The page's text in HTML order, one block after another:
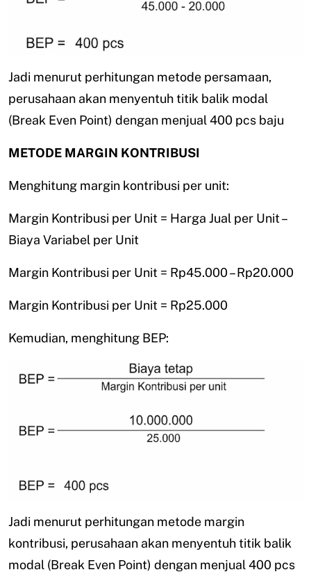
Jadi menurut perhitungan metode persamaan,
perusahaan akan menyentuh titik balik modal
(Break Even Point) dengan menjual 400 pcs baju
METODE MARGIN KONTRIBUSI
Menghitung margin kontribusi per unit:
Margin Kontribusi per Unit = Harga Jual per Unit –
Biaya Variabel per Unit
Margin Kontribusi per Unit = Rp45.000 – Rp20.000
Margin Kontribusi per Unit = Rp25.000
Kemudian, menghitung BEP:
Jadi menurut perhitungan metode margin
kontribusi, perusahaan akan menyentuh titik balik
modal (Break Even Point) dengan menjual 400 pcs